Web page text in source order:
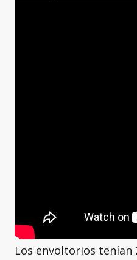
Los envoltorios tenían